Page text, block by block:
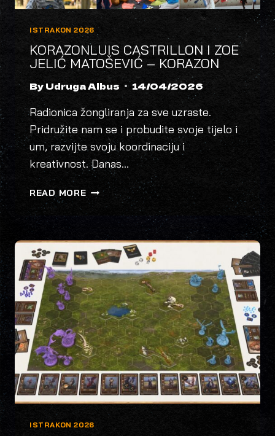
ISTRAKON 2026
KORAZONLUIS CASTRILLON I ZOE
JELIĆ MATOŠEVIĆ – KORAZON
ByUdruga Albus 14/04/2026
Radionica žongliranja za sve uzraste.
Pridružite nam se i probudite svoje tijelo i
um, razvijte svoju koordinaciju i
kreativnost. Danas…
READ MOREKORAZONLUIS
CASTRILLON
ZOE
JELIĆ
MATOŠEVIĆ
–
KORAZON
ISTRAKON 2026